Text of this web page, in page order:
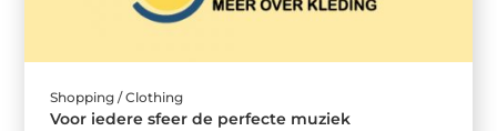
Shopping / Clothing
Voor iedere sfeer de perfecte muziek